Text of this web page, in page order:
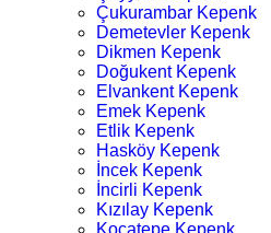
Çukurambar Kepenk
Demetevler Kepenk
Dikmen Kepenk
Doğukent Kepenk
Elvankent Kepenk
Emek Kepenk
Etlik Kepenk
Hasköy Kepenk
İncek Kepenk
İncirli Kepenk
Kızılay Kepenk
Kocatepe Kepenk